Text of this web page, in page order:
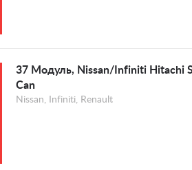
37 Модуль, Nissan/Infiniti Hitachi
Can
Nissan, Infiniti, Renault